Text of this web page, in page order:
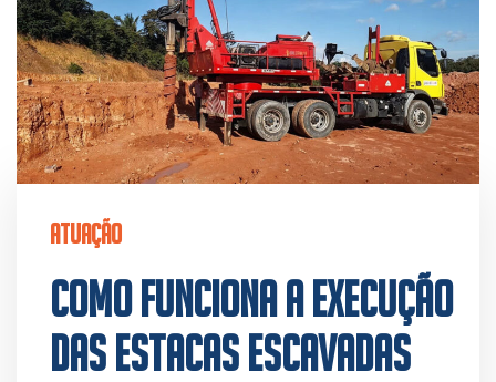
ATUAÇÃO
COMO FUNCIONA A EXECUÇÃO
DAS ESTACAS ESCAVADAS